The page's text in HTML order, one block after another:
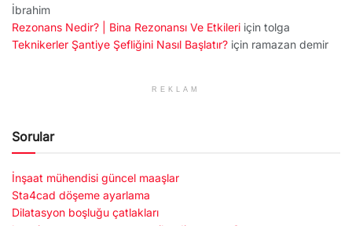
İbrahim
Rezonans Nedir? | Bina Rezonansı Ve Etkileri için tolga
Teknikerler Şantiye Şefliğini Nasıl Başlatır? için ramazan demir
REKLAM
Sorular
İnşaat mühendisi güncel maaşlar
Sta4cad döşeme ayarlama
Dilatasyon boşluğu çatlakları